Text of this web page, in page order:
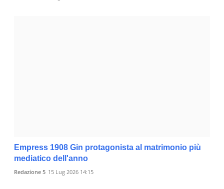
Empress 1908 Gin protagonista al matrimonio più
mediatico dell'anno
Redazione 5 15 Lug 2026 14:15